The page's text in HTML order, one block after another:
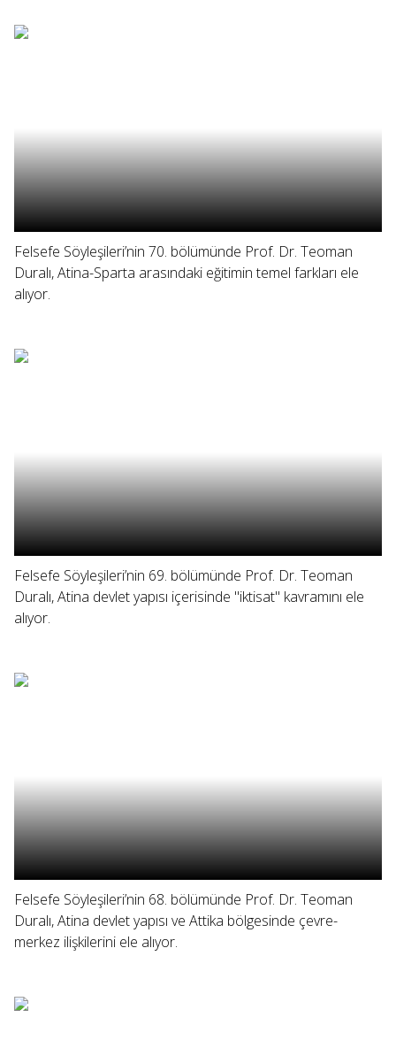
Felsefe Söyleşileri’nin 70. bölümünde Prof. Dr. Teoman
Duralı, Atina-Sparta arasındaki eğitimin temel farkları ele
alıyor.
Felsefe Söyleşileri’nin 69. bölümünde Prof. Dr. Teoman
Duralı, Atina devlet yapısı içerisinde "iktisat" kavramını ele
alıyor.
Felsefe Söyleşileri’nin 68. bölümünde Prof. Dr. Teoman
Duralı, Atina devlet yapısı ve Attika bölgesinde çevre-
merkez ilişkilerini ele alıyor.